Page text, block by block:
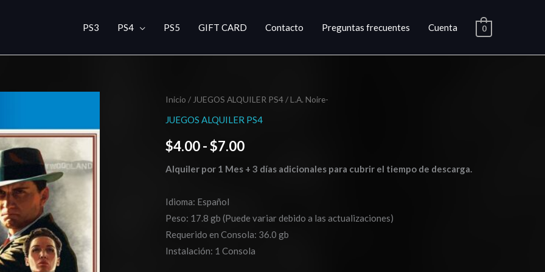
PS3 PS4 PS5 GIFT CARD Contacto Preguntas frecuentes Cuenta 0
Inicio / JUEGOS ALQUILER PS4/ L.A. Noire-
JUEGOS ALQUILER PS4
$4.00-$7.00
Rango
de
precios:
hasta
$7.00
Alquiler por 1 Mes + 3 días adicionales para cubrir el tiempo de descarga.
Idioma: Español
Peso: 17.8 gb (Puede variar debido a las actualizaciones)
Requerido en Consola: 36.0 gb
Instalación: 1 Consola
L.A.
Noire-